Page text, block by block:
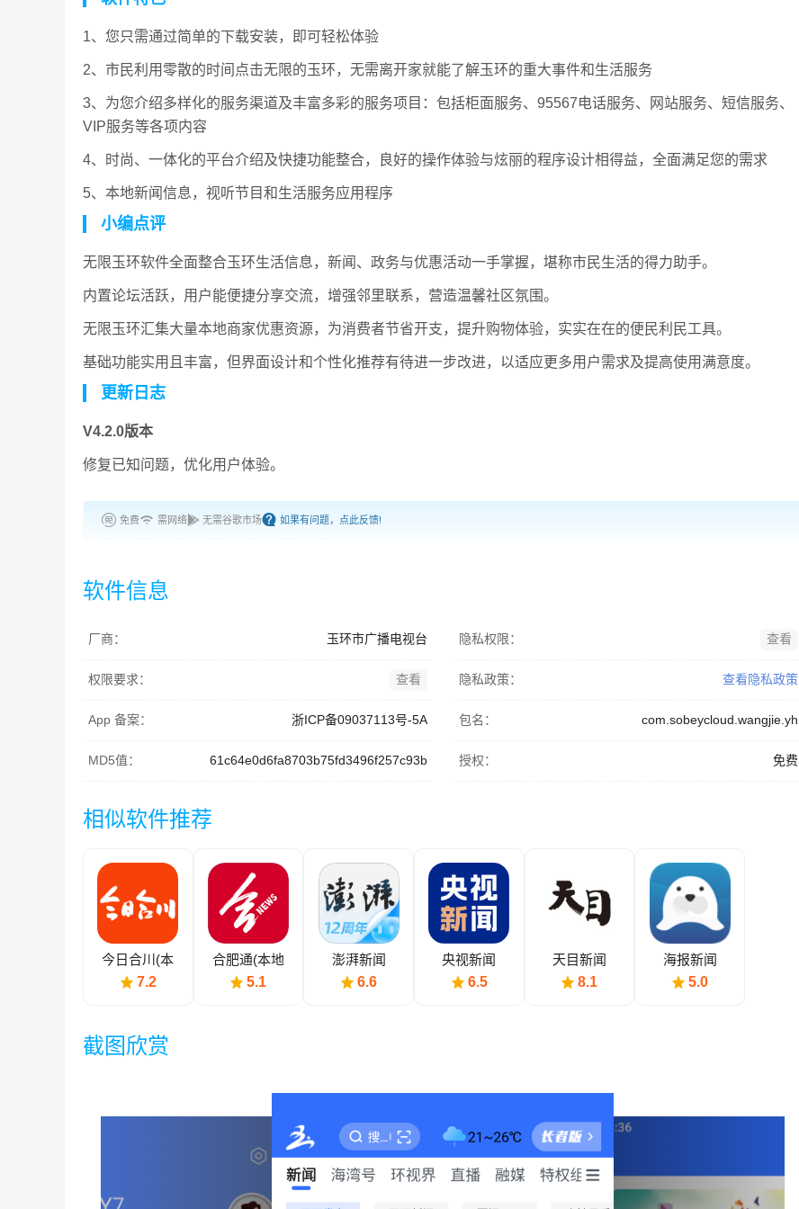
1、您只需通过简单的下载安装，即可轻松体验
2、市民利用零散的时间点击无限的玉环，无需离开家就能了解玉环的重大事件和生活服务
3、为您介绍多样化的服务渠道及丰富多彩的服务项目：包括柜面服务、95567电话服务、网站服务、短信服务、
VIP服务等各项内容
4、时尚、一体化的平台介绍及快捷功能整合，良好的操作体验与炫丽的程序设计相得益，全面满足您的需求
5、本地新闻信息，视听节目和生活服务应用程序
小编点评
无限玉环软件全面整合玉环生活信息，新闻、政务与优惠活动一手掌握，堪称市民生活的得力助手。
内置论坛活跃，用户能便捷分享交流，增强邻里联系，营造温馨社区氛围。
无限玉环汇集大量本地商家优惠资源，为消费者节省开支，提升购物体验，实实在在的便民利民工具。
基础功能实用且丰富，但界面设计和个性化推荐有待进一步改进，以适应更多用户需求及提高使用满意度。
更新日志
V4.2.0版本
修复已知问题，优化用户体验。
免费 需网络 无需谷歌市场 如果有问题，点此反馈!
软件信息
厂商： 玉环市广播电视台 隐私权限： 查看
权限要求： 查看 隐私政策： 查看隐私政策
App 备案： 浙ICP备09037113号-5A 包名： com.sobeycloud.wangjie.yh
MD5值： 61c64e0d6fa8703b75fd3496f257c93b 授权： 免费
相似软件推荐
今日合川(本
地新闻)
7.2
合肥通(本地
新闻)
5.1
澎湃新闻
6.6
央视新闻
6.5
天目新闻
8.1
海报新闻
5.0
截图欣赏